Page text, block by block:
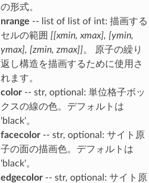
の形式。
nrange -- list of list of int: 描画する
セルの範囲 [[xmin, xmax], [ymin,
ymax], [zmin, zmax]]。 原子の繰り
返し構造を描画するために使用さ
れます。
color-- str, optional: 単位格子ボッ
クスの線の色。デフォルトは
'black'。
facecolor-- str, optional: サイト原
子の面の描画色。デフォルトは
'black'。
edgecolor-- str, optional: サイト原